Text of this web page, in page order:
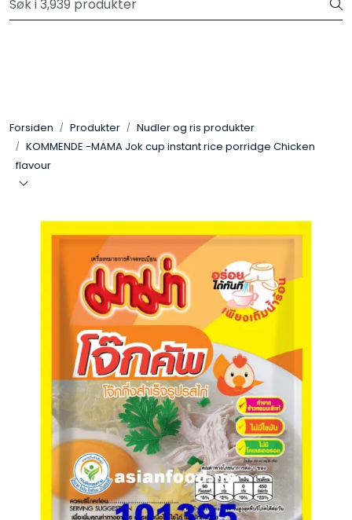
Skip to main content
Velkommen til vår nye nettbutikk! Trykk her for å lese mer
Forsiden Produkter
Nudler og ris produkter
KOMMENDE -MAMA Jok cup instant rice porridge Chicken
flavour
Restaurantprodukter